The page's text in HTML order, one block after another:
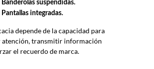
Banderolas suspendidas.
Pantallas integradas.
depende de la capacidad para
atención, transmitir información
el recuerdo de marca.